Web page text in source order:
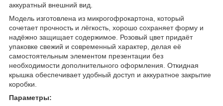
аккуратный внешний вид.
Модель изготовлена из микрогофрокартона, который
сочетает прочность и лёгкость, хорошо сохраняет форму и
надёжно защищает содержимое. Розовый цвет придаёт
упаковке свежий и современный характер, делая её
самостоятельным элементом презентации без
необходимости дополнительного оформления. Откидная
крышка обеспечивает удобный доступ и аккуратное закрытие
коробки.
Параметры: